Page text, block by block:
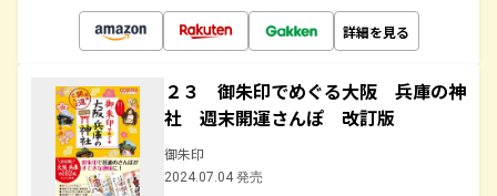
詳細を見る
２３ 御朱印でめぐる大阪 兵庫の神
社 週末開運さんぽ 改訂版
御朱印
2024.07.04 発売